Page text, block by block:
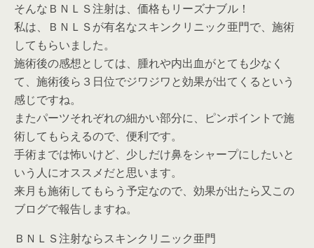
そんなＢＮＬＳ注射は、価格もリーズナブル！
私は、ＢＮＬＳが有名なスキンクリニック亜門で、施術
してもらいました。
施術後の感想としては、腫れや内出血がとても少なく
て、施術後ら３日位でジワジワと効果が出てくるという
感じですね。
またパーツそれぞれの細かい部分に、ピンポイントで施
術してもらえるので、便利です。
手術までは怖いけど、少しだけ鼻をシャープにしたいと
いう人にオススメだと思います。
来月も施術してもらう予定なので、効果が出たら又この
ブログで報告しますね。
ＢＮＬＳ注射ならスキンクリニック亜門